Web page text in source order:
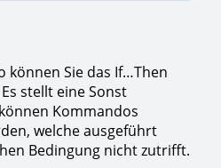
können Sie das If…Then
stellt eine Sonst
Kommandos
welche ausgeführt
Bedingung nicht zutrifft.